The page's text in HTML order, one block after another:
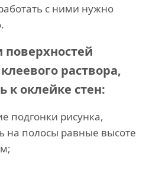
с ними нужно
поверхностей
раствора,
к оклейке стен:
подгонки рисунка,
на полосы равные высоте